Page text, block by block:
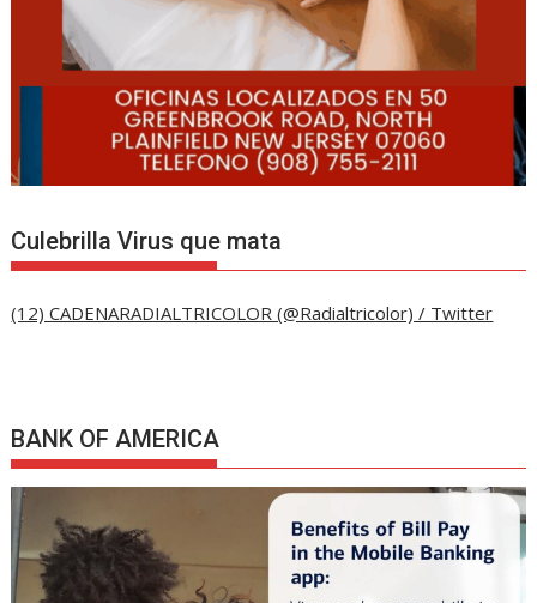
Culebrilla Virus que mata
(12) CADENARADIALTRICOLOR (@Radialtricolor) / Twitter
BANK OF AMERICA